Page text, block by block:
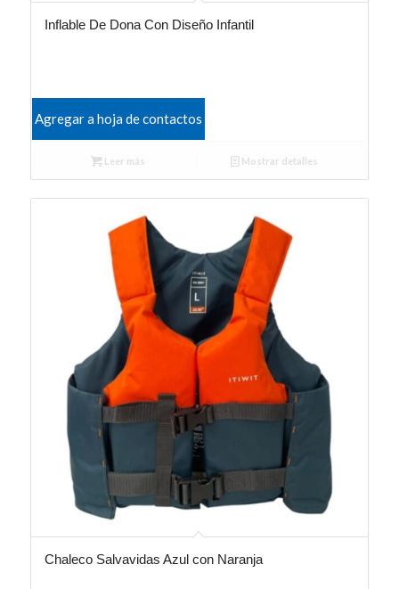
Inflable De Dona Con Diseño Infantil
Agregar a hoja de contactos
Leer más Mostrar detalles
Chaleco Salvavidas Azul con Naranja